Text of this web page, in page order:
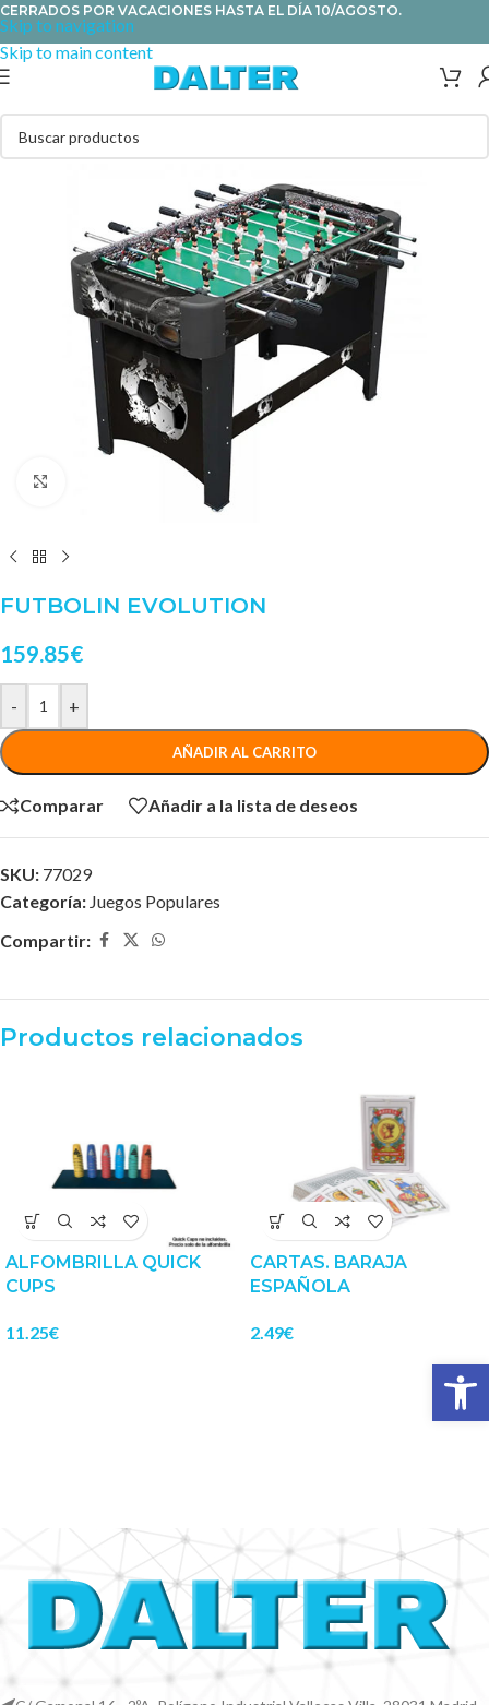
Skip to navigation
Skip to main content
CERRADOS POR VACACIONES HASTA EL DÍA 10/AGOSTO.
FUTBOLIN EVOLUTION
159.85€
- +
AÑADIR AL CARRITO
Comparar Añadir a la lista de deseos
SKU: 77029
Categoría: Juegos Populares
Compartir:
Productos relacionados
ALFOMBRILLA QUICK
CUPS
11.25€
CARTAS. BARAJA
ESPAÑOLA
2.49€
Abrir